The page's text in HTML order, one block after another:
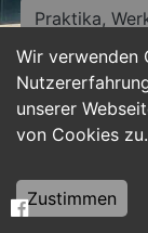
Wir verwenden
unserer
von Cookies zu.
Zustimmen
Praktika,
Hilfskräfte,